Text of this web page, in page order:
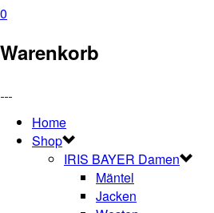
0
Warenkorb
Home
Shop
IRIS BAYER Damen
Mäntel
Jacken